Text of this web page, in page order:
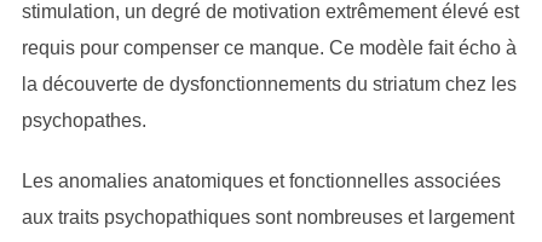
stimulation, un degré de motivation extrêmement élevé est
requis pour compenser ce manque. Ce modèle fait écho à
la découverte de dysfonctionnements du striatum chez les
psychopathes.
Les anomalies anatomiques et fonctionnelles associées
aux traits psychopathiques sont nombreuses et largement